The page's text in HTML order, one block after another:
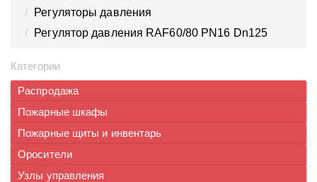
Регуляторы давления
Регулятор давления RAF60/80 PN16 Dn125
Категории
Распродажа
Пожарные шкафы
Пожарные щиты и инвентарь
Оросители
Узлы управления